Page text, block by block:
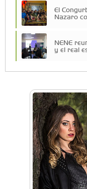
El
Nazaro
NENE
y el real
La
hizo
Mariana
un
Música,
Conocé
disfrutar